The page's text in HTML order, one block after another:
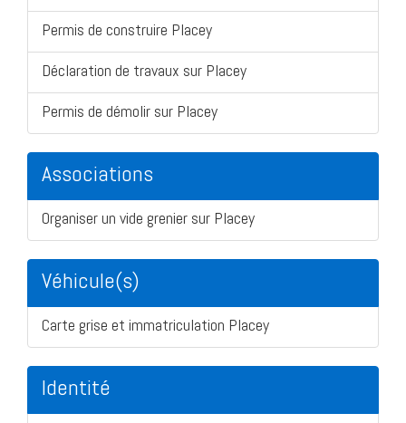
Permis de construire Placey
Déclaration de travaux sur Placey
Permis de démolir sur Placey
Associations
Organiser un vide grenier sur Placey
Véhicule(s)
Carte grise et immatriculation Placey
Identité